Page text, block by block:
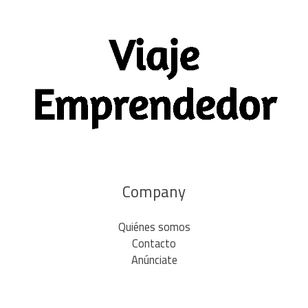
Company
Quiénes somos
Contacto
Anúnciate